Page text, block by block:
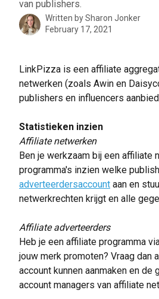
van publishers.
Written bySharon Jonker
February 17, 2021
LinkPizza is een affiliate
netwerken (zoals Awin en
publishers en influencers
Statistieken inzien
Affiliate netwerken
Ben je werkzaam bij een
programma's inzien welke
adverteerdersaccount aan en
netwerkrechten krijgt en alle
Affiliate adverteerders
Heb je een affiliate programma
jouw merk promoten? Vraag dan
account kunnen aanmaken en
account managers van affiliate